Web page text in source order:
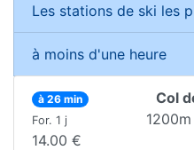
Les stations de ski les
à moins d'une heure
à 26 min
For. 1 j
14.00 €
Col